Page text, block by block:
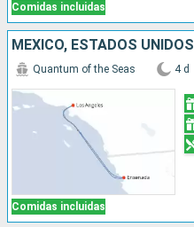
Comidas incluidas
MÉXICO, ESTADOS UNIDOS
Comidas incluidas
Quantum of the Seas 4 d